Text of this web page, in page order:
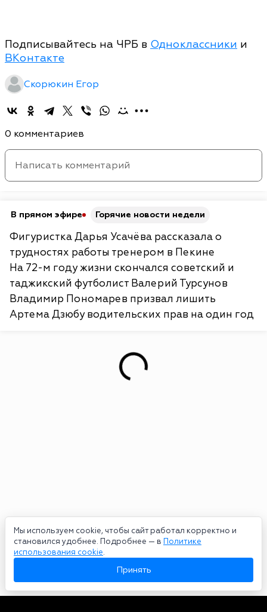
Мы используем cookie, чтобы сайт работал корректно и
становился удобнее. Подробнее — в Политике
использования cookie.
Принять
Подписывайтесь на ЧРБ в Одноклассники и
ВКонтакте
Скорюкин Егор
0 комментариев
В прямом эфире Горячие новости недели
Фигуристка Дарья Усачёва рассказала о
трудностях работы тренером в Пекине
На 72-м году жизни скончался советский и
таджикский футболист Валерий Турсунов
Владимир Пономарев призвал лишить
Артема Дзюбу водительских прав на один год